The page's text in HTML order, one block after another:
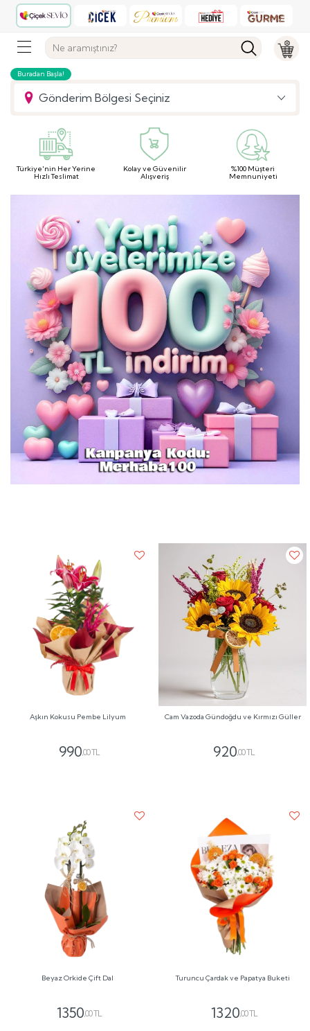
Buradan Başla!
Gönderim Bölgesi Seçiniz
Türkiye'nin Her Yerine
Hızlı Teslimat
Kolay ve Güvenilir
Alışveriş
%100 Müşteri
Memnuniyeti
Aşkın Kokusu Pembe Lilyum
990,00 TL
Cam Vazoda Gündoğdu ve Kırmızı Güller
920,00 TL
Beyaz Orkide Çift Dal
1350,00 TL
Turuncu Çardak ve Papatya Buketi
1320,00 TL